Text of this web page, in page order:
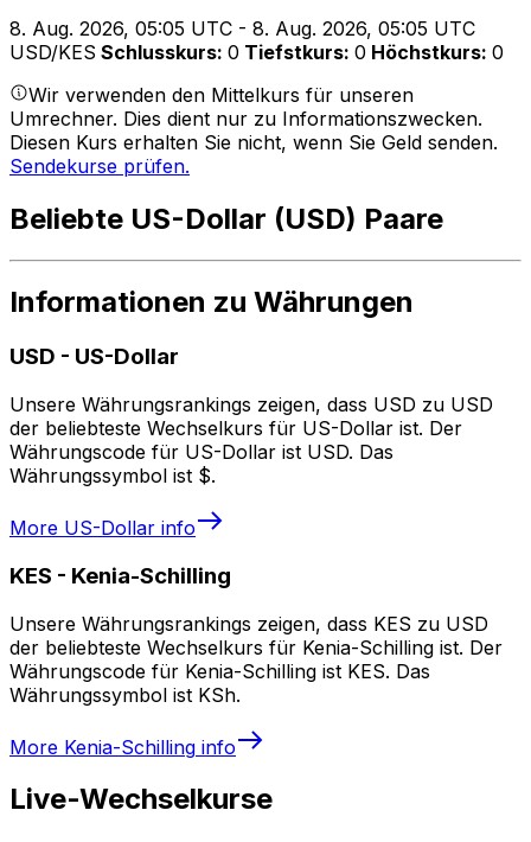
8. Aug. 2026, 05:05 UTC - 8. Aug. 2026, 05:05 UTC
USD/KES Schlusskurs: 0 Tiefstkurs: 0 Höchstkurs: 0
Wir verwenden den Mittelkurs für unseren
Umrechner. Dies dient nur zu Informationszwecken.
Diesen Kurs erhalten Sie nicht, wenn Sie Geld senden.
Sendekurse prüfen.
Beliebte US-Dollar (USD) Paare
Informationen zu Währungen
USD - US-Dollar
Unsere Währungsrankings zeigen, dass USD zu USD
der beliebteste Wechselkurs für US-Dollar ist. Der
Währungscode für US-Dollar ist USD. Das
Währungssymbol ist $.
More US-Dollar info
KES - Kenia-Schilling
Unsere Währungsrankings zeigen, dass KES zu USD
der beliebteste Wechselkurs für Kenia-Schilling ist. Der
Währungscode für Kenia-Schilling ist KES. Das
Währungssymbol ist KSh.
More Kenia-Schilling info
Live-Wechselkurse